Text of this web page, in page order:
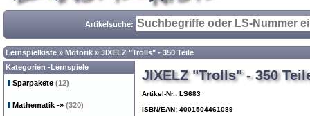
Artikelsuche:
Lernspielkiste » Motorik » JIXELZ "Trolls" - 350 Teile
JIXELZ "Trolls" - 350
Artikel-Nr.: LS683
ISBN/EAN: 4001504461089
Kategorien -Lernspiele
Sparpakete (12)
Mathematik -» (320)